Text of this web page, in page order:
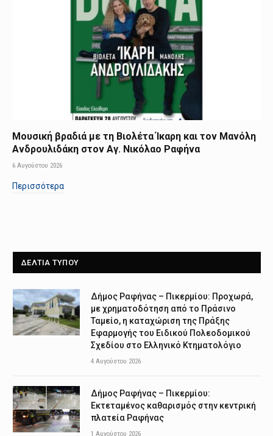
Μουσική βραδιά με τη Βιολέτα Ίκαρη και τον Μανόλη
Ανδρουλιδάκη στον Αγ. Νικόλαο Ραφήνα
6 Αυγούστου 2026
Περισσότερα
ΔΕΛΤΙΑ ΤΥΠΟΥ
Δήμος Ραφήνας – Πικερμίου: Προχωρά,
με χρηματοδότηση από το Πράσινο
Ταμείο, η καταχώριση της Πράξης
Εφαρμογής του Ειδικού Πολεοδομικού
Σχεδίου στο Ελληνικό Κτηματολόγιο
4 Αυγούστου 2026
Δήμος Ραφήνας – Πικερμίου:
Εκτεταμένος καθαρισμός στην κεντρική
πλατεία Ραφήνας
1 Αυγούστου 2026